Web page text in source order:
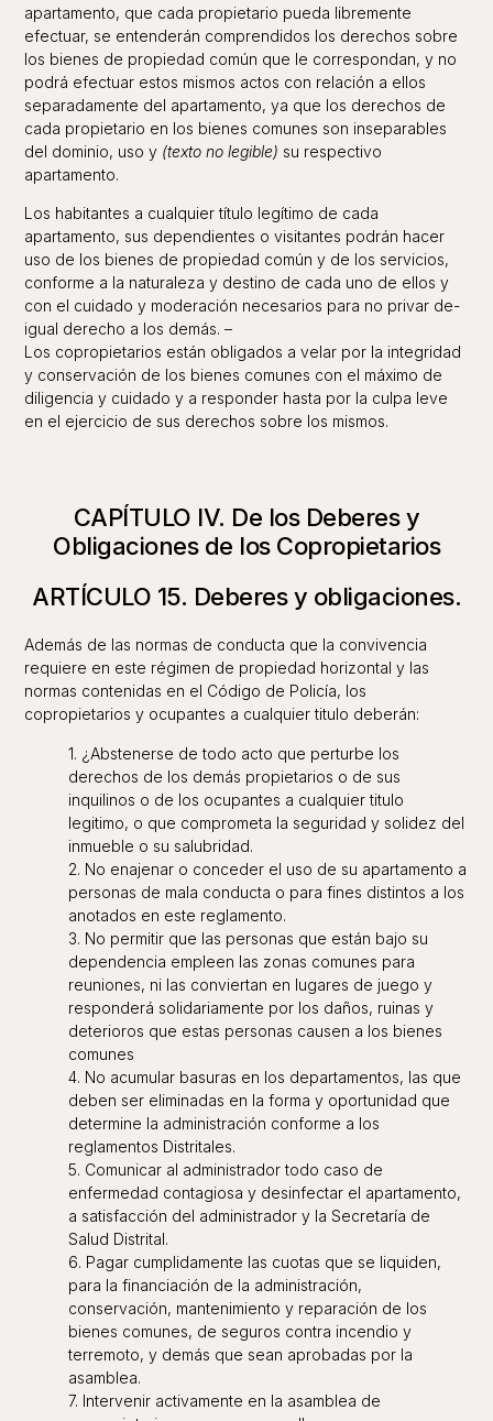
apartamento, que cada propietario pueda libremente
efectuar, se entenderán comprendidos los derechos sobre
los bienes de propiedad común que le correspondan, y no
podrá efectuar estos mismos actos con relación a ellos
separadamente del apartamento, ya que los derechos de
cada propietario en los bienes comunes son inseparables
del dominio, uso y (texto no legible) su respectivo
apartamento.
Los habitantes a cualquier título legítimo de cada
apartamento, sus dependientes o visitantes podrán hacer
uso de los bienes de propiedad común y de los servicios,
conforme a la naturaleza y destino de cada uno de ellos y
con el cuidado y moderación necesarios para no privar de-
igual derecho a los demás. –
Los copropietarios están obligados a velar por la integridad
y conservación de los bienes comunes con el máximo de
diligencia y cuidado y a responder hasta por la culpa leve
en el ejercicio de sus derechos sobre los mismos.
CAPÍTULO IV. De los Deberes y
Obligaciones de los Copropietarios
ARTÍCULO 15. Deberes y obligaciones.
Además de las normas de conducta que la convivencia
requiere en este régimen de propiedad horizontal y las
normas contenidas en el Código de Policía, los
copropietarios y ocupantes a cualquier titulo deberán:
1. ¿Abstenerse de todo acto que perturbe los
derechos de los demás propietarios o de sus
inquilinos o de los ocupantes a cualquier titulo
legitimo, o que comprometa la seguridad y solidez del
inmueble o su salubridad.
2. No enajenar o conceder el uso de su apartamento a
personas de mala conducta o para fines distintos a los
anotados en este reglamento.
3. No permitir que las personas que están bajo su
dependencia empleen las zonas comunes para
reuniones, ni las conviertan en lugares de juego y
responderá solidariamente por los daños, ruinas y
deterioros que estas personas causen a los bienes
comunes
4. No acumular basuras en los departamentos, las que
deben ser eliminadas en la forma y oportunidad que
determine la administración conforme a los
reglamentos Distritales.
5. Comunicar al administrador todo caso de
enfermedad contagiosa y desinfectar el apartamento,
a satisfacción del administrador y la Secretaría de
Salud Distrital.
6. Pagar cumplidamente las cuotas que se liquiden,
para la financiación de la administración,
conservación, mantenimiento y reparación de los
bienes comunes, de seguros contra incendio y
terremoto, y demás que sean aprobadas por la
asamblea.
7. Intervenir activamente en la asamblea de